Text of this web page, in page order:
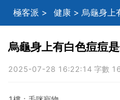
極客派 > 健康 > 烏龜身上
烏龜身上有白色痘痘
2025-07-28 16:22:14 字數